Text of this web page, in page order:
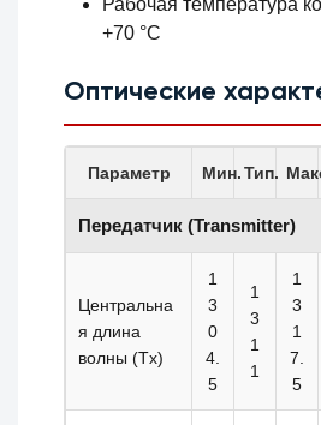
Рабочая температура
+70 °C
Оптические
Параметр Мин. Тип.
Передатчик (Transmitter)
Центральна
я длина
волны (Tx)
1
3
0
4.
5
1
3
1
1
1
3
1
7.
5